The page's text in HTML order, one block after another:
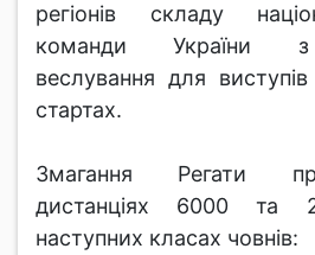
регіонів складу
команди України з
веслування для
стартах.
Змагання Регати
дистанціях 6000 та
наступних класах човнів: